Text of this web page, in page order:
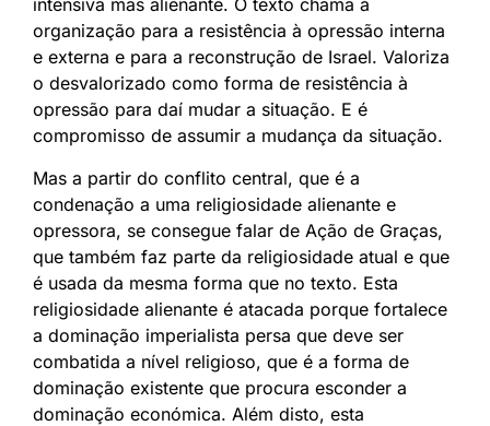
organização para a resistência à opressão interna
e externa e para a reconstrução de Israel. Valoriza
o desvalorizado como forma de resistência à
opressão para daí mudar a situação. E é
compromisso de assumir a mudança da situação.
Mas a partir do conflito central, que é a
condenação a uma religiosidade alienante e
opressora, se consegue falar de Ação de Graças,
que também faz parte da religiosidade atual e que
é usada da mesma forma que no texto. Esta
religiosidade alienante é atacada porque fortalece
a dominação imperialista persa que deve ser
combatida a nível religioso, que é a forma de
dominação existente que procura esconder a
dominação económica. Além disto, esta